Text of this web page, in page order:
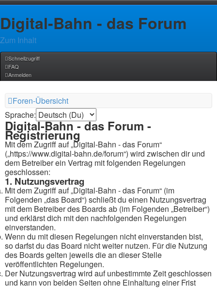
Digital-Bahn - das Forum
Zum Inhalt
Schnellzugriff
FAQ
Anmelden
Foren-Übersicht
Sprache:
Digital-Bahn - das Forum -
Registrierung
Mit dem Zugriff auf „Digital-Bahn - das Forum“
(„https://www.digital-bahn.de/forum“) wird zwischen dir und
dem Betreiber ein Vertrag mit folgenden Regelungen
geschlossen:
1. Nutzungsvertrag
Mit dem Zugriff auf „Digital-Bahn - das Forum“ (im
Folgenden „das Board“) schließt du einen Nutzungsvertrag
mit dem Betreiber des Boards ab (im Folgenden „Betreiber“)
und erklärst dich mit den nachfolgenden Regelungen
einverstanden.
Wenn du mit diesen Regelungen nicht einverstanden bist,
so darfst du das Board nicht weiter nutzen. Für die Nutzung
des Boards gelten jeweils die an dieser Stelle
veröffentlichten Regelungen.
Der Nutzungsvertrag wird auf unbestimmte Zeit geschlossen
und kann von beiden Seiten ohne Einhaltung einer Frist